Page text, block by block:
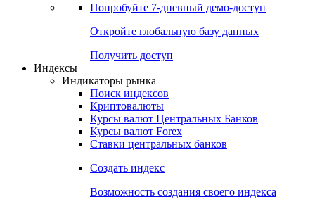
Попробуйте 7-дневный демо-доступ
Откройте глобальную базу данных
Получить доступ
Индексы
Индикаторы рынка
Поиск индексов
Криптовалюты
Курсы валют Центральных Банков
Курсы валют Forex
Ставки центральных банков
Создать индекс
Возможность создания своего индекса